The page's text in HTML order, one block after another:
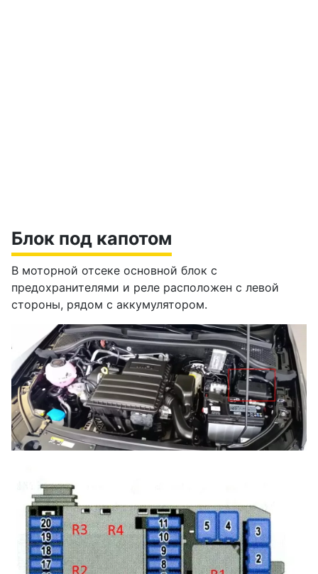
Блок под капотом
В моторной отсеке основной блок с
предохранителями и реле расположен с левой
стороны, рядом с аккумулятором.